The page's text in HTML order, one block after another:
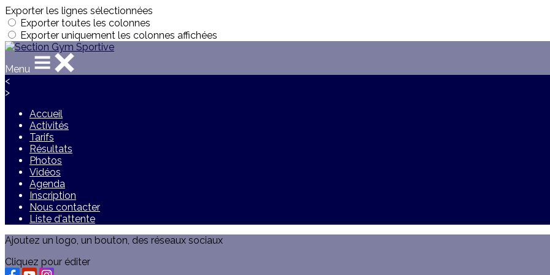
Exporter les lignes sélectionnées
Exporter toutes les colonnes
Exporter uniquement les colonnes affichées
Menu
<
>
Accueil
Activités
Tarifs
Résultats
Photos
Vidéos
Agenda
Inscription
Nous contacter
Liste d'attente
Ajoutez un logo, un bouton, des réseaux sociaux
Cliquez pour éditer